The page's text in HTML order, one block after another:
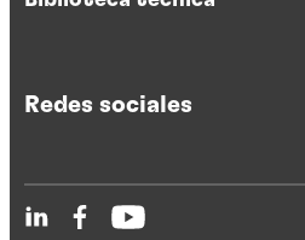
Redes sociales